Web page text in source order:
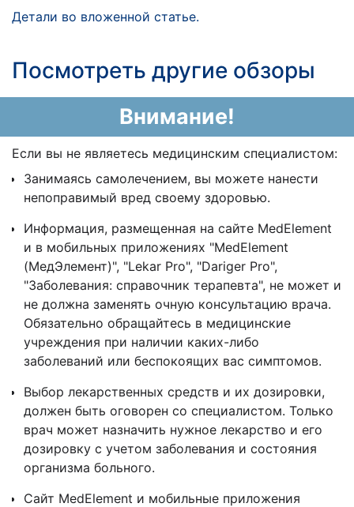
Детали во вложенной статье.
Посмотреть другие обзоры
Внимание!
Если вы не являетесь медицинским специалистом:
Занимаясь самолечением, вы можете нанести
непоправимый вред своему здоровью.
Информация, размещенная на сайте MedElement
и в мобильных приложениях "MedElement
(МедЭлемент)", "Lekar Pro", "Dariger Pro",
"Заболевания: справочник терапевта", не может и
не должна заменять очную консультацию врача.
Обязательно обращайтесь в медицинские
учреждения при наличии каких-либо
заболеваний или беспокоящих вас симптомов.
Выбор лекарственных средств и их дозировки,
должен быть оговорен со специалистом. Только
врач может назначить нужное лекарство и его
дозировку с учетом заболевания и состояния
организма больного.
Сайт MedElement и мобильные приложения